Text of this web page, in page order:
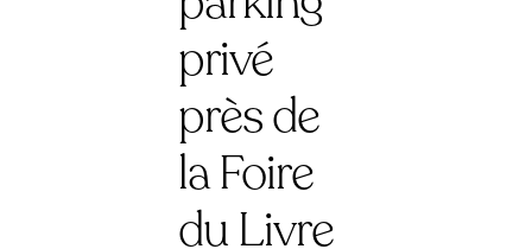
privé
près de
la Foire
du Livre